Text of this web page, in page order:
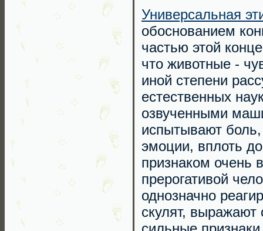
Универсальная
обоснованием
частью этой
что животные -
иной степени
естественных
озвученными
испытывают
эмоции, вплоть
признаком очень
прерогативой
однозначно
скулят, выражают